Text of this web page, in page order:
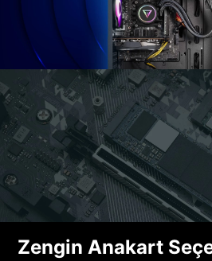
Zengin Anakart